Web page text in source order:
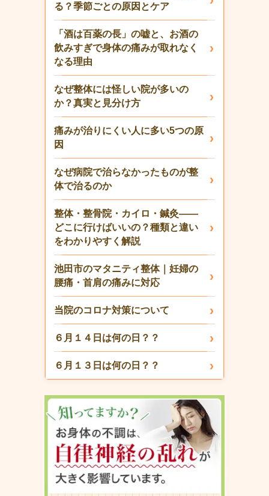
る？季節ごとの原因とケア
「酒は百薬の長」の嘘と、お酒の
飲みすぎで身体の痛みが取れなく
なる理由
なぜ整体には怪しい院が多いの
か？真実と見分け方
痛みが治りにくい人に多い5つの原
因
なぜ病院で治らなかったものが整
体で治るのか
整体・整骨院・カイロ・鍼灸——
どこに行けばいいの？種類と違い
をわかりやすく解説
池田市のマタニティ整体｜妊婦の
腰痛・首肩の痛みに対応
当院のコロナ対策について
６月１４日は何の日？？
６月１３日は何の日？？